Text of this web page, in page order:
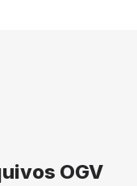
OGV